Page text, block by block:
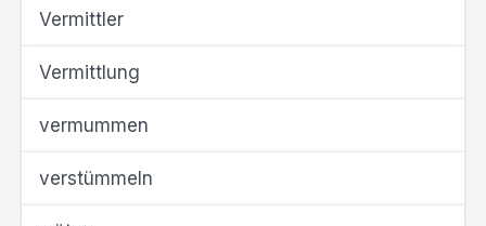
Vermittler
Vermittlung
vermummen
verstümmeln